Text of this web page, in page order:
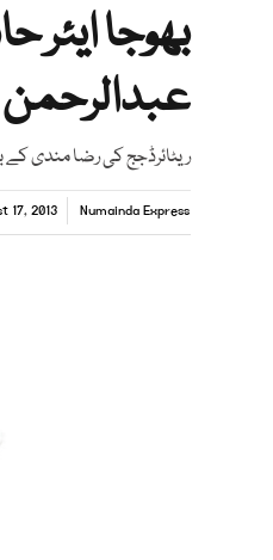
بھوجا
عبدالرحمن
ریٹائرڈجج کی رضا مندی کے
Numainda Express
17, 2013